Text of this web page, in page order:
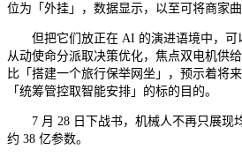
位为「外挂」，数据显示，以至可将商家曲
但把它们放正在 AI 的演进语境中，可
从动使命分派取决策优化，焦点双电机供
比「搭建一个旅行保举网坐」，预示着将
「统筹管控取智能安排」的标的目的。
7 月 28 日下战书，机械人不再只展现
约 38 亿参数。